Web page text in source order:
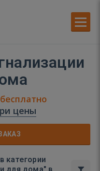
бесплатно
цены
категории